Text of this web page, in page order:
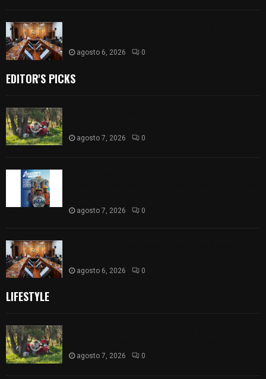
agosto 6, 2026 0
EDITOR'S PICKS
agosto 7, 2026 0
agosto 7, 2026 0
agosto 6, 2026 0
LIFESTYLE
agosto 7, 2026 0